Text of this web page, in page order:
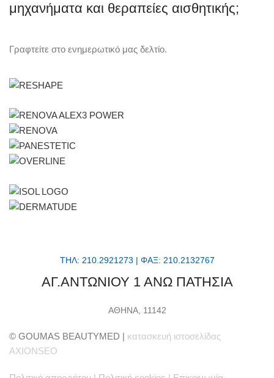
μηχανήματα και θεραπείες αισθητικής;
Γραφτείτε στο ενημερωτικό μας δελτίο.
ΤΗΛ: 210.2921273 | ΦΑΞ: 210.2132767
ΑΓ.ΑΝΤΩΝΙΟΥ 1 ΑΝΩ ΠΑΤΗΣΙΑ
ΑΘΗΝΑ, 11142
© GOUMAS BEAUTYMED | κατασκευή ιστοσελίδας
AXIONSEO